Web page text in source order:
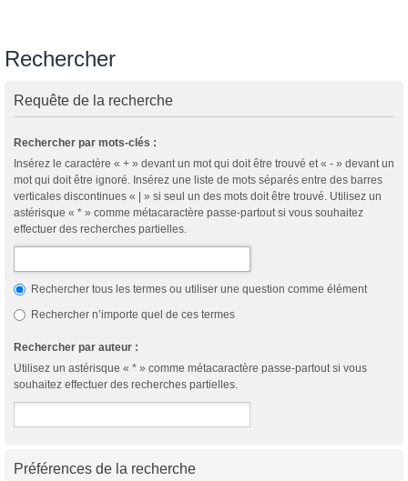
Rechercher
Requête de la recherche
Rechercher par mots-clés :
Insérez le caractère « + » devant un mot qui doit être trouvé et « - » devant un
mot qui doit être ignoré. Insérez une liste de mots séparés entre des barres
verticales discontinues « | » si seul un des mots doit être trouvé. Utilisez un
astérisque « * » comme métacaractère passe-partout si vous souhaitez
effectuer des recherches partielles.
Rechercher tous les termes ou utiliser une question comme élément
Rechercher n’importe quel de ces termes
Rechercher par auteur :
Utilisez un astérisque « * » comme métacaractère passe-partout si vous
souhaitez effectuer des recherches partielles.
Préférences de la recherche